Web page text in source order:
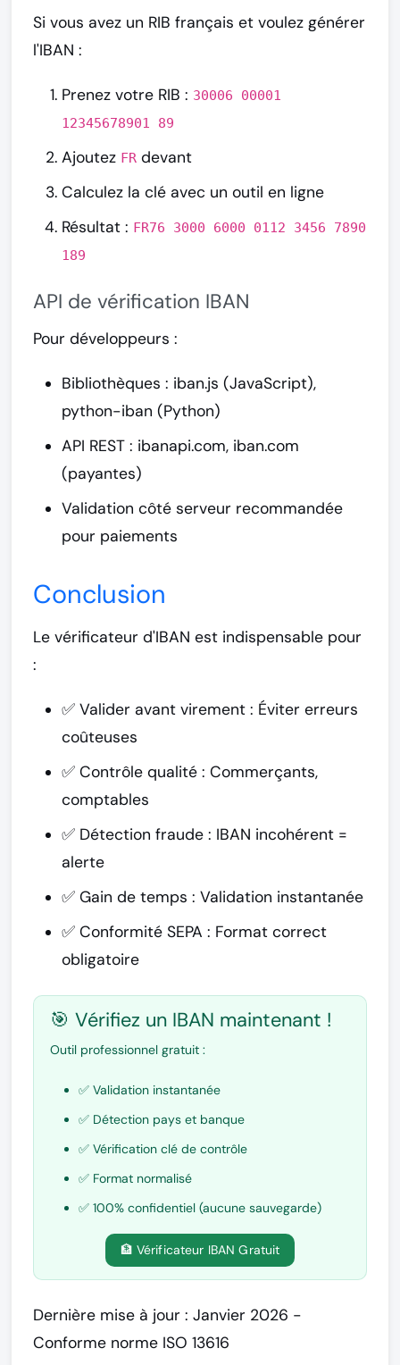
Si vous avez un RIB français et voulez générer
l'IBAN :
Prenez votre RIB : 30006 00001
12345678901 89
Ajoutez FR devant
Calculez la clé avec un outil en ligne
Résultat : FR76 3000 6000 0112 3456 7890
189
API de vérification IBAN
Pour développeurs :
Bibliothèques : iban.js (JavaScript),
python-iban (Python)
API REST : ibanapi.com, iban.com
(payantes)
Validation côté serveur recommandée
pour paiements
Conclusion
Le vérificateur d'IBAN est indispensable pour
:
✅ Valider avant virement : Éviter erreurs
coûteuses
✅ Contrôle qualité : Commerçants,
comptables
✅ Détection fraude : IBAN incohérent =
alerte
✅ Gain de temps : Validation instantanée
✅ Conformité SEPA : Format correct
obligatoire
🎯 Vérifiez un IBAN maintenant !
Outil professionnel gratuit :
✅ Validation instantanée
✅ Détection pays et banque
✅ Vérification clé de contrôle
✅ Format normalisé
✅ 100% confidentiel (aucune sauvegarde)
🏦 Vérificateur IBAN Gratuit
Dernière mise à jour : Janvier 2026 -
Conforme norme ISO 13616